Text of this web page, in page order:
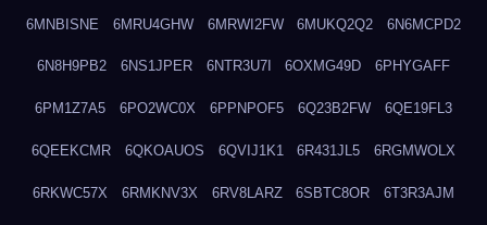
6MNBISNE 6MRU4GHW 6MRWI2FW 6MUKQ2Q2 6N6MCPD2
6N8H9PB2 6NS1JPER 6NTR3U7I 6OXMG49D 6PHYGAFF
6PM1Z7A5 6PO2WC0X 6PPNPOF5 6Q23B2FW 6QE19FL3
6QEEKCMR 6QKOAUOS 6QVIJ1K1 6R431JL5 6RGMWOLX
6RKWC57X 6RMKNV3X 6RV8LARZ 6SBTC8OR 6T3R3AJM